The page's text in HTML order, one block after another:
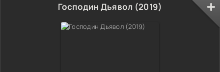
Господин Дьявол (2019)